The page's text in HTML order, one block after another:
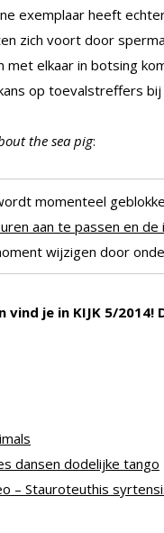
exemplaar heeft
zich voort door
elkaar in botsing
op toevalstreffers
the sea pig:
momenteel
aan te passen en de
wijzigen door
vind je in KIJK 5/
dansen dodelijke tango
– Stauroteuthis